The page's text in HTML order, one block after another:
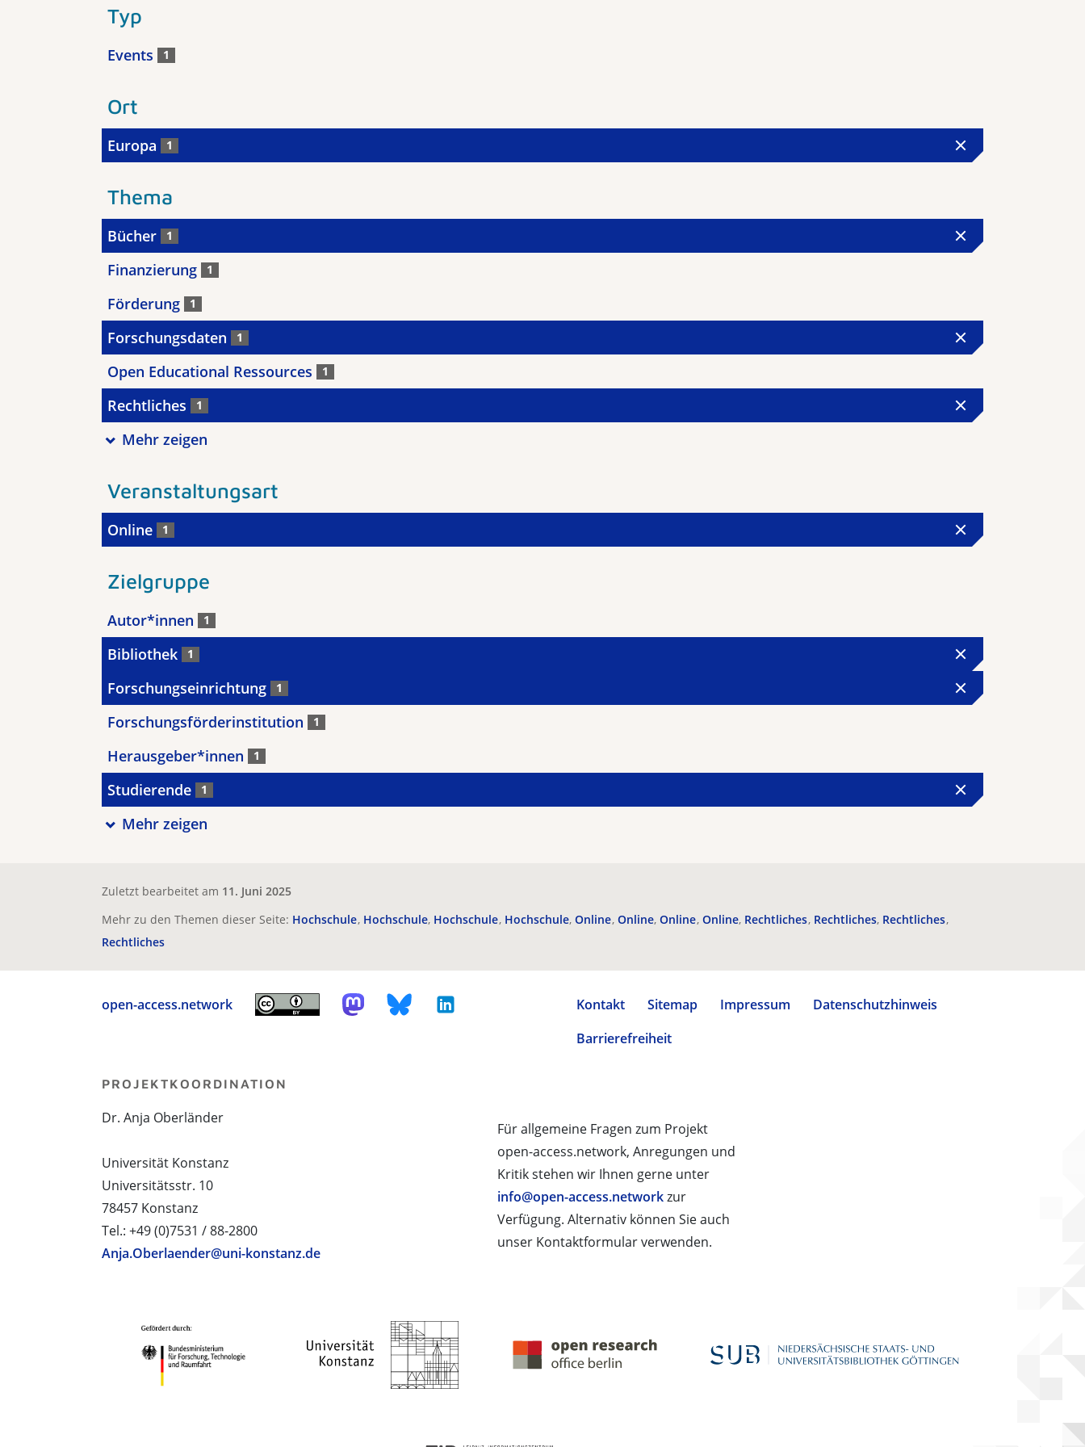
Typ
Events 1
Ort
Europa 1
Thema
Bücher 1
Finanzierung 1
Förderung 1
Forschungsdaten 1
Open Educational Ressources 1
Rechtliches 1
Mehr zeigen
Veranstaltungsart
Online 1
Zielgruppe
Autor*innen 1
Bibliothek 1
Forschungseinrichtung 1
Forschungsförderinstitution 1
Herausgeber*innen 1
Studierende 1
Mehr zeigen
Zuletzt bearbeitet am 11. Juni 2025
Mehr zu den Themen dieser Seite: Hochschule Hochschule Hochschule Hochschule Online Online Online Online Rechtliches Rechtliches Rechtliches
Rechtliches
open-access.network Kontakt Sitemap Impressum
Datenschutzhinweis
Barrierefreiheit
Für allgemeine Fragen zum Projekt
open-access.network, Anregungen und
Kritik stehen wir Ihnen gerne unter
info@open-access.networkzur
Verfügung. Alternativ können Sie auch
unser Kontaktformular verwenden.
PROJEKTKOORDINATION
Dr. Anja Oberländer
Universität Konstanz
Universitätsstr. 10
78457 Konstanz
Tel.: +49 (0)7531 / 88-2800
Anja.Oberlaender@uni-konstanz.de